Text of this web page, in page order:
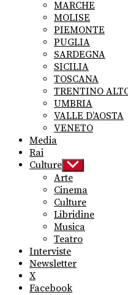
MARCHE
MOLISE
PIEMONTE
PUGLIA
SARDEGNA
SICILIA
TOSCANA
TRENTINO
UMBRIA
VALLE D’AOSTA
VENETO
Media
Rai
Culture Show
sub
menu
Arte
Cinema
Culture
Libridine
Musica
Teatro
Interviste
Newsletter
X
Facebook